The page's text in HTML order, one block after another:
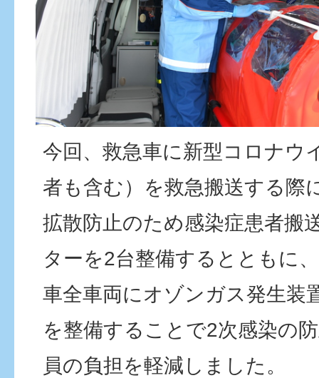
今回、救急車に新型コロナウ
者も含む）を救急搬送する際
拡散防止のため感染症患者搬
ターを2台整備するとともに
車全車両にオゾンガス発生装
を整備することで2次感染の
員の負担を軽減しました。